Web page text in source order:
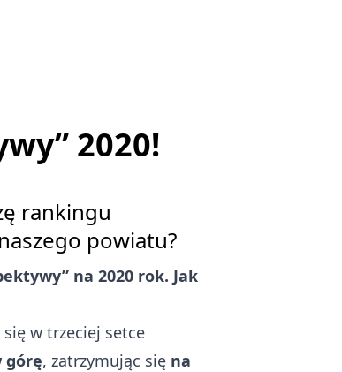
2020!
rankingu
powiatu?
na 2020 rok. Jak
się w trzeciej setce
górę, zatrzymując się na